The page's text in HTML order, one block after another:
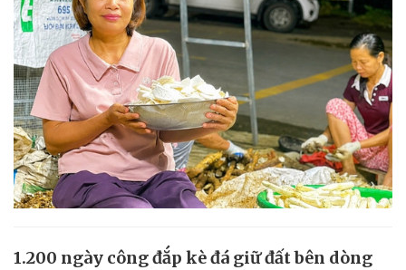
1.200 ngày công đắp kè đá giữ đất bên dòng